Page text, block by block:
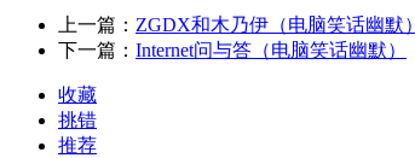
上一篇： ZGDX和木乃伊（电脑笑话幽默）
下一篇： Internet问与答（电脑笑话幽默）
收藏
挑错
推荐